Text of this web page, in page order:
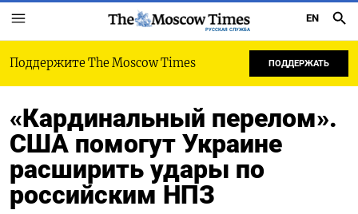
РУССКАЯ СЛУЖБА
EN
Поддержите The Moscow Times ПОДДЕРЖАТЬ
«Кардинальный перелом».
США помогут Украине
расширить удары по
российским НПЗ